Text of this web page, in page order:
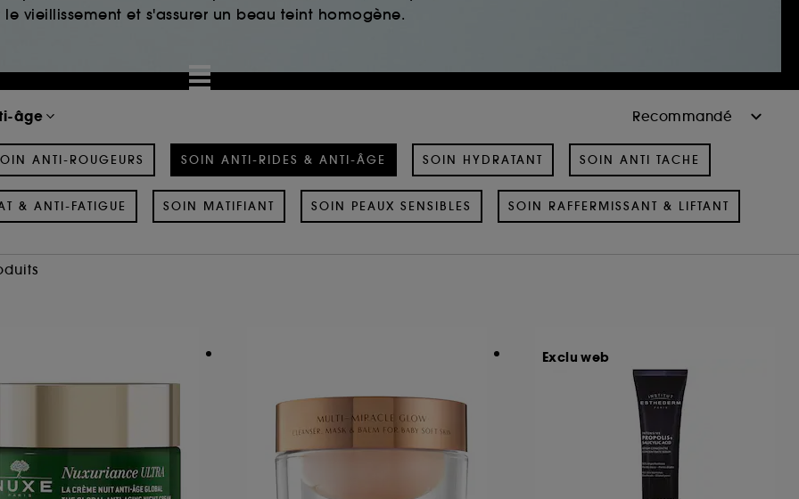
vieillissement et s'assurer un beau teint homogène.
âge
ANTI-ROUGEURS SOIN ANTI-RIDES & ANTI-ÂGE SOIN HYDRATANT SOIN ANTI TACHE
& ANTI-FATIGUE SOIN MATIFIANT SOIN PEAUX SENSIBLES SOIN RAFFERMISSANT & LIFTANT
Exclu web